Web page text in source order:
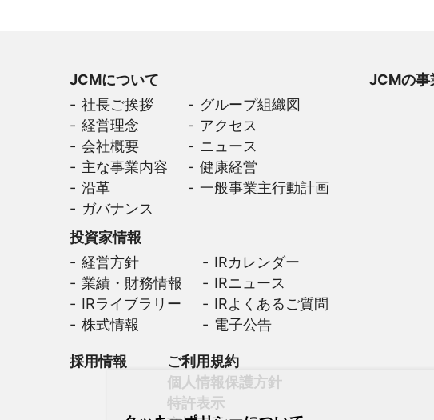
JCMについて
社長ご挨拶
経営理念
会社概要
主な事業内容
沿革
ガバナンス
グループ組織図
アクセス
ニュース
健康経営
一般事業主行動計画
JCMの事
投資家情報
経営方針
業績・財務情報
IRライブラリー
株式情報
IRカレンダー
IRニュース
IRよくあるご質問
電子公告
採用情報
ご利用規約
個人情報保護方針
特許表示